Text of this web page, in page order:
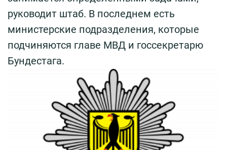
руководит штаб. В последнем есть
министерские подразделения, которые
подчиняются главе МВД и госсекретарю
Бундестага.